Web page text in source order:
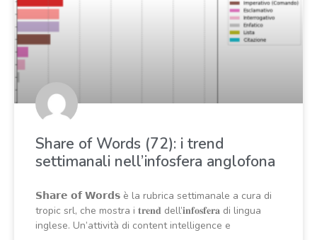
Share of Words (72): i trend
settimanali nell’infosfera anglofona
𝗦𝗵𝗮𝗿𝗲 𝗼𝗳 𝗪𝗼𝗿𝗱𝘀 è la rubrica settimanale a cura di
tropic srl, che mostra i 𝐭𝐫𝐞𝐧𝐝 dell’𝐢𝐧𝐟𝐨𝐬𝐟𝐞𝐫𝐚 di lingua
inglese. Un’attività di content intelligence e